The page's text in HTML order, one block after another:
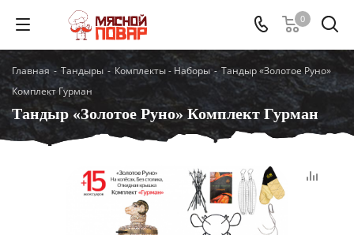
0
Главная - Тандыры - Комплекты - Наборы - Тандыр «Золотое Руно»
Комплект Гурман
Тандыр «Золотое Руно» Комплект Гурман